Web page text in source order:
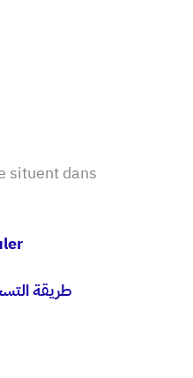
situent dans
طريقة